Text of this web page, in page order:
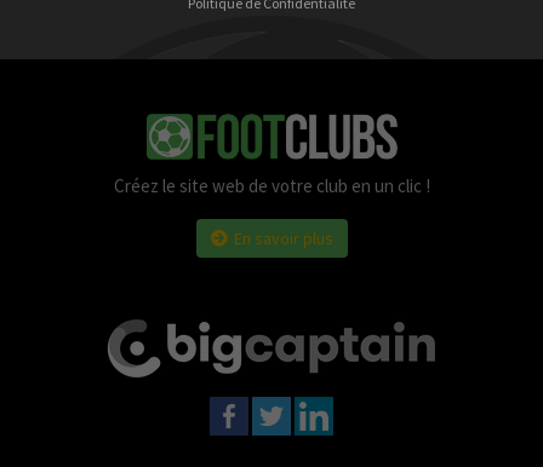
Créez le site web de votre club en un clic !
En savoir plus